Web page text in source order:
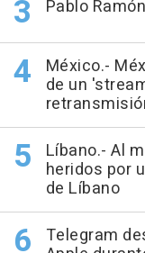
Pablo
México.-
de un
Líbano.- Al
heridos por
de Líbano
Telegram